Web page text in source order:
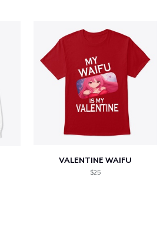
VALENTINE WAIFU
$25